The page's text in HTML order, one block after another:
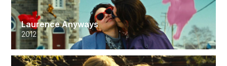
Laurence Anyways
2012